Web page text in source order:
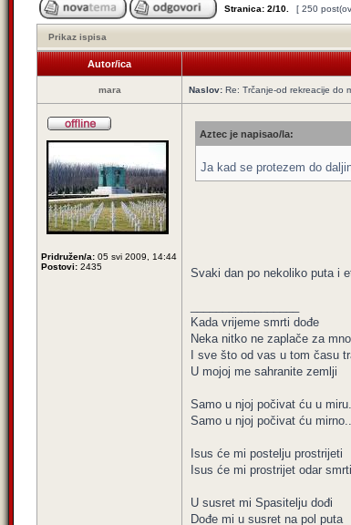
Stranica: 2/10 [ 250
Prikaz ispisa
Autor/ica
mara Naslov: Re: Trčanje-od rekreacije do
Pridružen/a: 05 svi 2009, 14:44
Postovi: 2435
Aztec je napisao/la:
Ja kad se protezem do
Svaki dan po nekoliko puta i
Kada vrijeme smrti dođe
Neka nitko ne zaplače za
I sve što od vas u tom času
U mojoj me sahranite zemlji
Samo u njoj počivat ću u miru.
Samo u njoj počivat ću
Isus će mi postelju prostrijeti
Isus će mi prostrijet odar
U susret mi Spasitelju dođi
Dođe mi u susret na pol puta